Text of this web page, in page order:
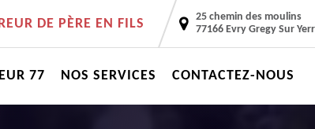
DE PÈRE EN FILS
25 chemin des moulins
77166 Evry Gregy Sur
77 NOS SERVICES CONTACTEZ-NOUS